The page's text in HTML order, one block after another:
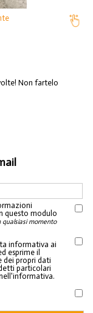
Non fartelo
questo modulo
momento
informativa ai
esprime il
dei propri dati
particolari